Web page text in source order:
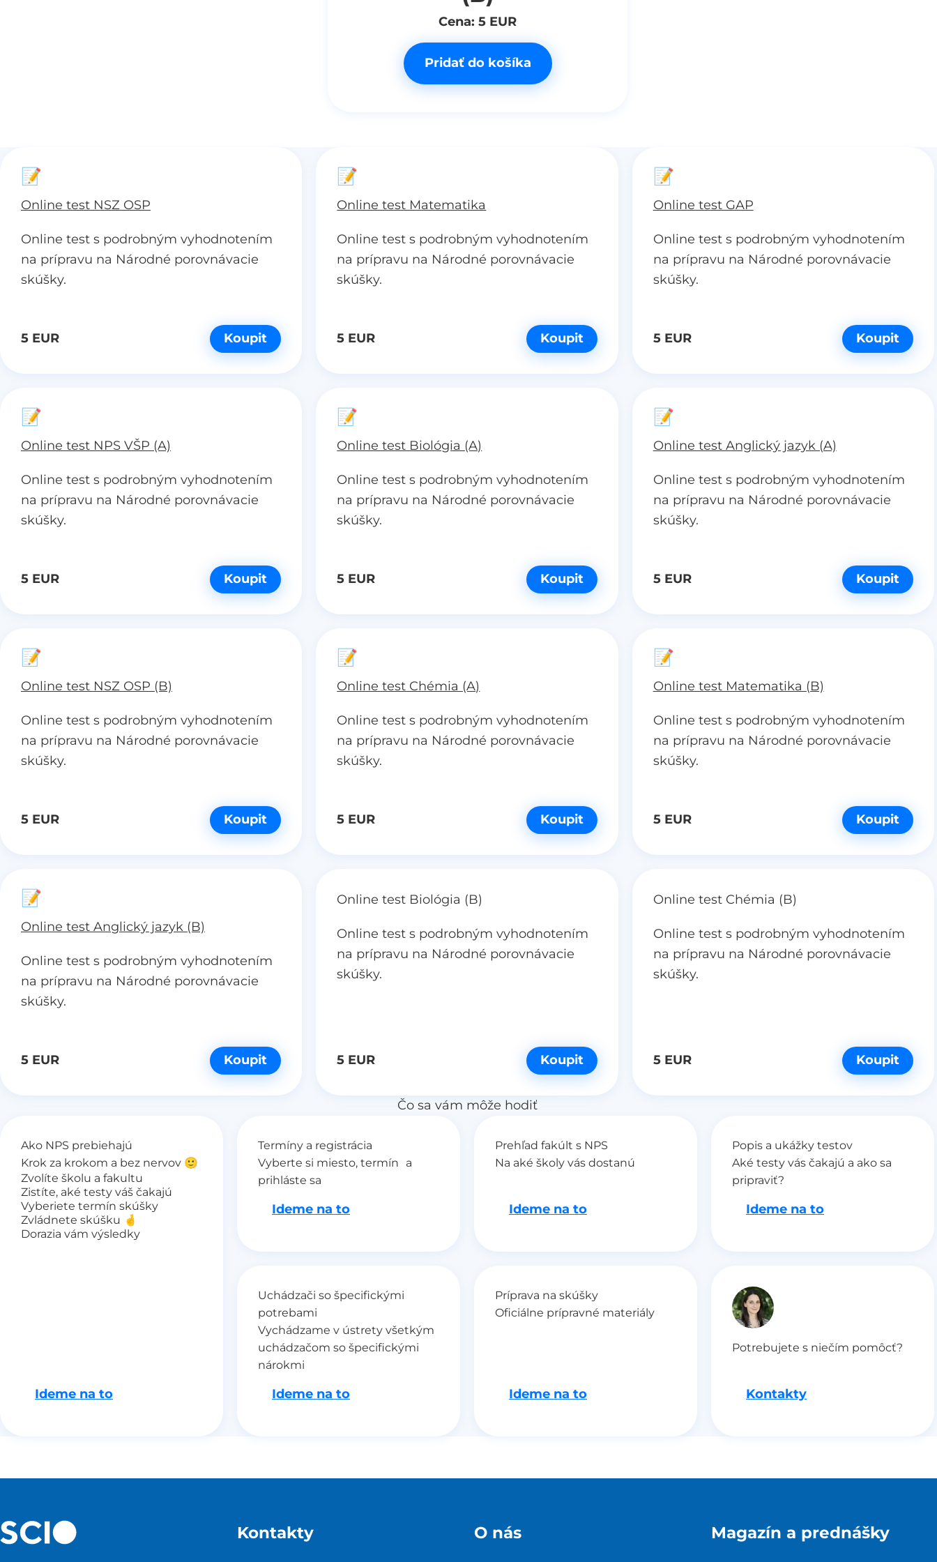
Cena: 5 EUR
Pridať do košíka
📝
Online test NSZ OSP
Online test s podrobným vyhodnotením
na prípravu na Národné porovnávacie
skúšky.
5 EUR Koupit
📝
Online test Matematika
Online test s podrobným vyhodnotením
na prípravu na Národné porovnávacie
skúšky.
5 EUR Koupit
📝
Online test GAP
Online test s podrobným vyhodnotením
na prípravu na Národné porovnávacie
skúšky.
5 EUR Koupit
📝
Online test NPS VŠP (A)
Online test s podrobným vyhodnotením
na prípravu na Národné porovnávacie
skúšky.
5 EUR Koupit
📝
Online test Biológia (A)
Online test s podrobným vyhodnotením
na prípravu na Národné porovnávacie
skúšky.
5 EUR Koupit
📝
Online test Anglický jazyk (A)
Online test s podrobným vyhodnotením
na prípravu na Národné porovnávacie
skúšky.
5 EUR Koupit
📝
Online test NSZ OSP (B)
Online test s podrobným vyhodnotením
na prípravu na Národné porovnávacie
skúšky.
5 EUR Koupit
📝
Online test Chémia (A)
Online test s podrobným vyhodnotením
na prípravu na Národné porovnávacie
skúšky.
5 EUR Koupit
📝
Online test Matematika (B)
Online test s podrobným vyhodnotením
na prípravu na Národné porovnávacie
skúšky.
5 EUR Koupit
📝
Online test Anglický jazyk (B)
Online test s podrobným vyhodnotením
na prípravu na Národné porovnávacie
skúšky.
5 EUR Koupit
Online test Biológia (B)
Online test s podrobným vyhodnotením
na prípravu na Národné porovnávacie
skúšky.
5 EUR Koupit
Online test Chémia (B)
Online test s podrobným vyhodnotením
na prípravu na Národné porovnávacie
skúšky.
5 EUR Koupit
Čo sa vám môže hodiť
Ako NPS prebiehajú
Krok za krokom a bez nervov 🙂
Zvolíte školu a fakultu
Zistíte, aké testy váš čakajú
Vyberiete termín skúšky
Zvládnete skúšku 🤞
Dorazia vám výsledky
Ideme na to
Termíny a registrácia
Vyberte si miesto, termín a
prihláste sa
Ideme na to
Prehľad fakúlt s NPS
Na aké školy vás dostanú
Ideme na to
Popis a ukážky testov
Aké testy vás čakajú a ako sa
pripraviť?
Ideme na to
Uchádzači so špecifickými
potrebami
Vychádzame v ústrety všetkým
uchádzačom so špecifickými
nárokmi
Ideme na to
Príprava na skúšky
Oficiálne prípravné materiály
Ideme na to
Potrebujete s niečím pomôcť?
Kontakty
Kontakty O nás Magazín a prednášky